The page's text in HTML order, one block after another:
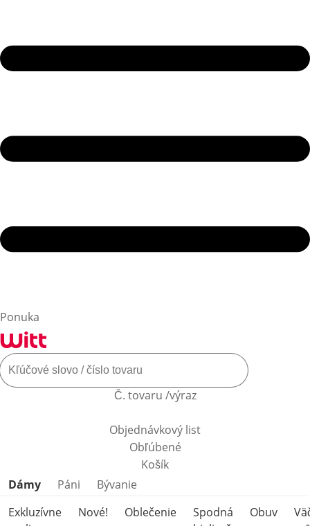
Ponuka
Č. tovaru /výraz
Objednávkový list
Obľúbené
Košík
Preskočiť kategórie produktov
Dámy Páni
Bývanie
Exkluzívne
Nové! Oblečenie
Spodná
Obuv